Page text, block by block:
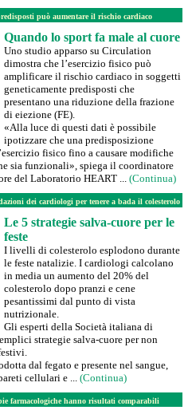
può aumentare il rischio cardiaco
Quando lo sport fa male al cuore
Uno studio apparso su Circulation
dimostra che l’esercizio fisico può
amplificare il rischio cardiaco in soggetti
geneticamente predisposti che
presentano una riduzione della frazione
di eiezione (FE).
«Alla luce di questi dati è possibile
ipotizzare che una predisposizione
fisico fino a causare modifiche
sia funzionali», spiega il coordinatore
del Laboratorio HEART ... (Continua)
dei cardiologi per tenere a bada il colesterolo
Le 5 strategie salva-cuore per le
feste
I livelli di colesterolo esplodono durante
le feste natalizie. I cardiologi calcolano
in media un aumento del 20% del
colesterolo dopo pranzi e cene
pesantissimi dal punto di vista
nutrizionale.
Gli esperti della Società italiana di
strategie salva-cuore per non
dal fegato e presente nel sangue,
cellulari e ... (Continua)
farmacologiche hanno risultati comparabili